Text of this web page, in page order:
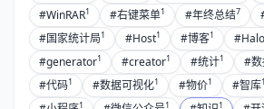
#WinRAR1 #右键菜单1 #年终总结7
#国家统计局1 #Host1 #博客1 #Halo
#generator1 #creator1 #统计1 #
#代码1 #数据可视化1 #物价1 #智库1
1 1 1